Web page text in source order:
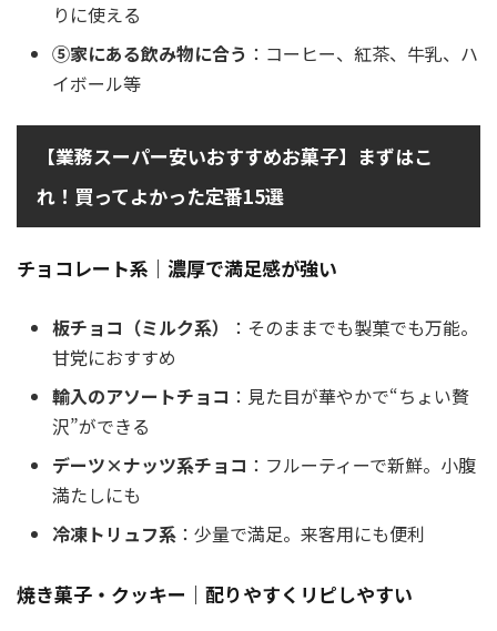
りに使える
⑤家にある飲み物に合う ：コーヒー、紅茶、牛乳、ハ
イボール等
【業務スーパー安いおすすめお菓子】まずはこ
れ！買ってよかった定番15選
チョコレート系｜濃厚で満足感が強い
板チョコ（ミルク系）
：そのままでも製菓でも万能。
甘党におすすめ
輸入のアソートチョコ ：見た目が華やかで“ちょい贅
沢”ができる
デーツ×ナッツ系チョコ ：フルーティーで新鮮。小腹
満たしにも
冷凍トリュフ系 ：少量で満足。来客用にも便利
焼き菓子・クッキー｜配りやすくリピしやすい